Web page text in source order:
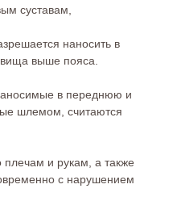
суставам,
наносить в
выше пояса.
в переднюю и
шлемом, считаются
и рукам, а также
с нарушением